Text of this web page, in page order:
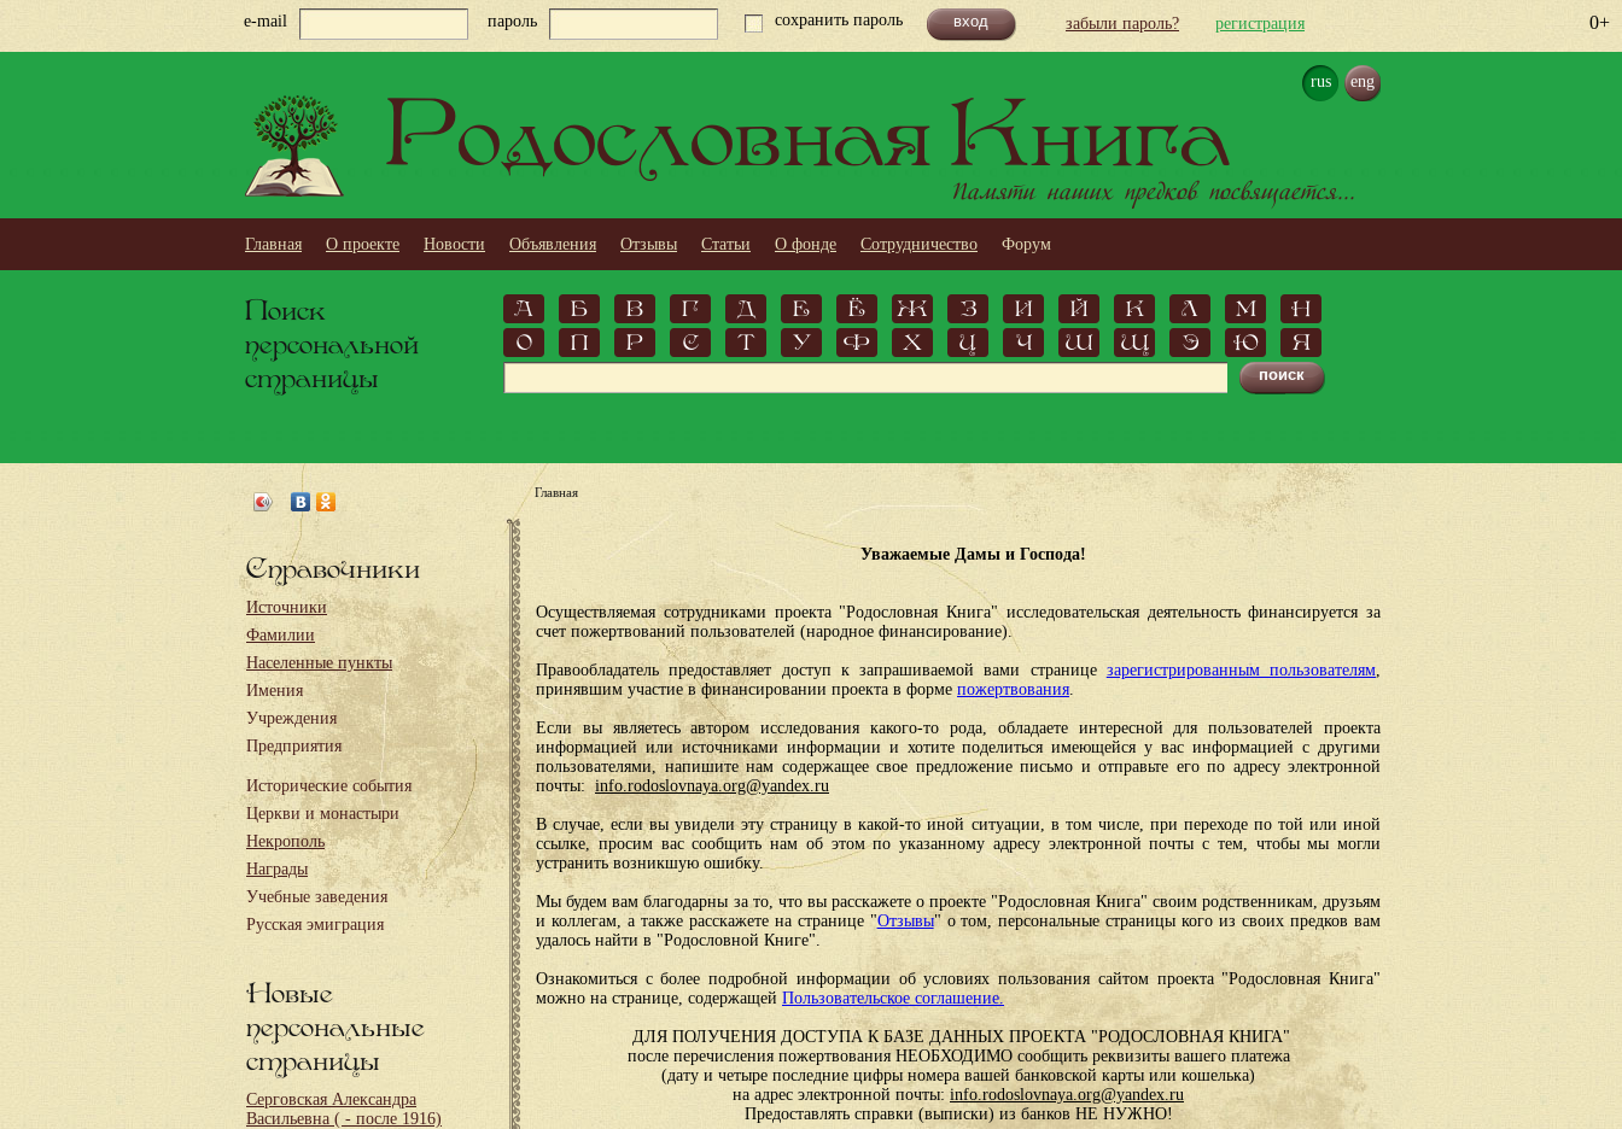
0+
e-mail пароль сохранить пароль забыли пароль? регистрация
rus eng
Родословная Книга
Памяти наших предков посвящается...
Главная О проекте Новости Объявления Отзывы Статьи О фонде Сотрудничество Форум
Поиск
персональной
страницы
А Б В Г Д Е Ё Ж З И Й К Л М
Н
О
П Р С Т У Ф Х Ц Ч Ш Щ Э Ю Я
Справочники
Источники
Фамилии
Населенные пункты
Имения
Учреждения
Предприятия
Исторические события
Церкви и монастыри
Некрополь
Награды
Учебные заведения
Русская эмиграция
Новые
персональные
страницы
Серговская Александра
Васильевна ( - после 1916)
Главная
Уважаемые Дамы и Господа!
Осуществляемая сотрудниками проекта "Родословная Книга" исследовательская деятельность финансируется за
счет пожертвований пользователей (народное финансирование).
Правообладатель предоставляет доступ к запрашиваемой вами странице зарегистрированным пользователям,
принявшим участие в финансировании проекта в форме пожертвования.
Если вы являетесь автором исследования какого-то рода, обладаете интересной для пользователей проекта
информацией или источниками информации и хотите поделиться имеющейся у вас информацией с другими
пользователями, напишите нам содержащее свое предложение письмо и отправьте его по адресу электронной
почты: info.rodoslovnaya.org@yandex.ru
В случае, если вы увидели эту страницу в какой-то иной ситуации, в том числе, при переходе по той или иной
ссылке, просим вас сообщить нам об этом по указанному адресу электронной почты с тем, чтобы мы могли
устранить возникшую ошибку.
Мы будем вам благодарны за то, что вы расскажете о проекте "Родословная Книга" своим родственникам, друзьям
и коллегам, а также расскажете на странице "Отзывы" о том, персональные страницы кого из своих предков вам
удалось найти в "Родословной Книге".
Ознакомиться с более подробной информации об условиях пользования сайтом проекта "Родословная Книга"
можно на странице, содержащей Пользовательское соглашение.
ДЛЯ ПОЛУЧЕНИЯ ДОСТУПА К БАЗЕ ДАННЫХ ПРОЕКТА "РОДОСЛОВНАЯ КНИГА"
после перечисления пожертвования НЕОБХОДИМО сообщить реквизиты вашего платежа
(дату и четыре последние цифры номера вашей банковской карты или кошелька)
на адрес электронной почты: info.rodoslovnaya.org@yandex.ru
Предоставлять справки (выписки) из банков НЕ НУЖНО!